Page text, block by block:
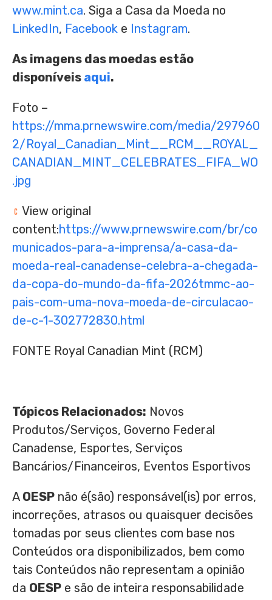
www.mint.ca. Siga a Casa da Moeda no
LinkedIn, Facebook e Instagram.
As imagens das moedas estão
disponíveis aqui.
Foto –
https://mma.prnewswire.com/media/297960
2/Royal_Canadian_Mint__RCM__ROYAL_
CANADIAN_MINT_CELEBRATES_FIFA_WO
.jpg
View original
content:https://www.prnewswire.com/br/co
municados-para-a-imprensa/a-casa-da-
moeda-real-canadense-celebra-a-chegada-
da-copa-do-mundo-da-fifa-2026tmmc-ao-
pais-com-uma-nova-moeda-de-circulacao-
de-c-1-302772830.html
FONTE Royal Canadian Mint (RCM)
Tópicos Relacionados: Novos
Produtos/Serviços, Governo Federal
Canadense, Esportes, Serviços
Bancários/Financeiros, Eventos Esportivos
A OESP não é(são) responsável(is) por erros,
incorreções, atrasos ou quaisquer decisões
tomadas por seus clientes com base nos
Conteúdos ora disponibilizados, bem como
tais Conteúdos não representam a opinião
da OESP e são de inteira responsabilidade